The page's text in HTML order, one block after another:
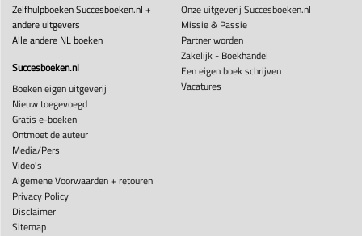
Zelfhulpboeken Succesboeken.nl +
andere uitgevers
Alle andere NL boeken
Succesboeken.nl
Boeken eigen uitgeverij
Nieuw toegevoegd
Gratis e-boeken
Ontmoet de auteur
Media/Pers
Video's
Algemene Voorwaarden + retouren
Privacy Policy
Disclaimer
Sitemap
Onze uitgeverij Succesboeken.nl
Missie & Passie
Partner worden
Zakelijk - Boekhandel
Een eigen boek schrijven
Vacatures